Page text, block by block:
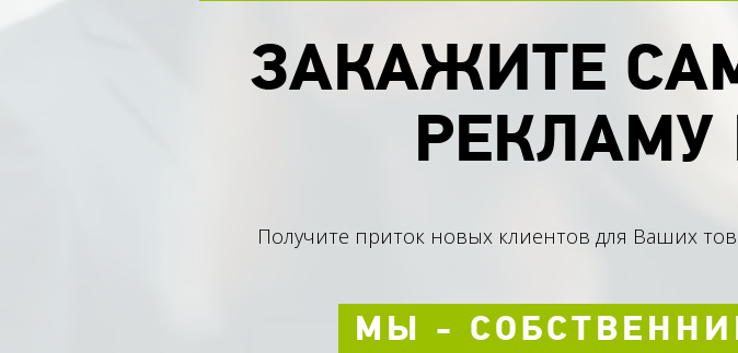
ЗАКАЖИТЕ
Получите приток новых клиентов для Ваших
МЫ -